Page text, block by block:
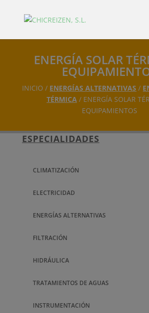
ENERGÍA SOLAR
INICIO / ENERGÍAS ALTERNATIVAS /
TÉRMICA/ ENERGÍA SOLAR
EQUIPAMIENTOS
ESPECIALIDADES
CLIMATIZACIÓN
ELECTRICIDAD
ENERGÍAS ALTERNATIVAS
FILTRACIÓN
HIDRÁULICA
TRATAMIENTOS DE AGUAS
INSTRUMENTACIÓN